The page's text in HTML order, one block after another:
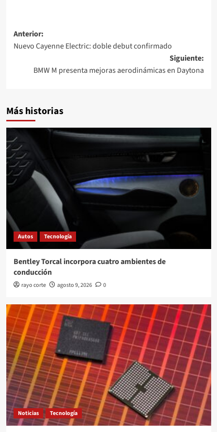
Navegación
de
entradas
Anterior:
Nuevo Cayenne Electric: doble debut confirmado
Siguiente:
BMW M presenta mejoras aerodinámicas en Daytona
Más historias
Autos Tecnología
Bentley Torcal incorpora cuatro ambientes de
conducción
rayo corte agosto 9, 2026 0
Noticias Tecnología